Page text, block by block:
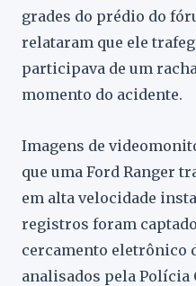
grades do prédio do
relataram que ele
participava de um
momento do acidente.
Imagens de
que uma Ford Ranger
em alta velocidade
registros foram
cercamento eletrônico
analisados pela Polícia